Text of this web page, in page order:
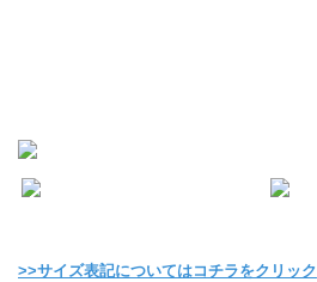
>>サイズ表記についてはコチラをクリック